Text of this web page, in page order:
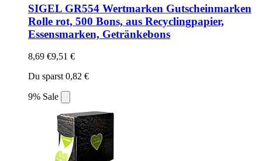
SIGEL GR554 Wertmarken Gutscheinmarken
Rolle rot, 500 Bons, aus Recyclingpapier,
Essensmarken, Getränkebons
8,69 €9,51 €
Du sparst 0,82 €
9% Sale